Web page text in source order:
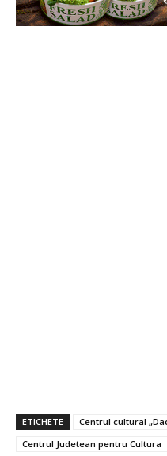
ETICHETE
Centrul cultural
Centrul Judetean pentru Cultura